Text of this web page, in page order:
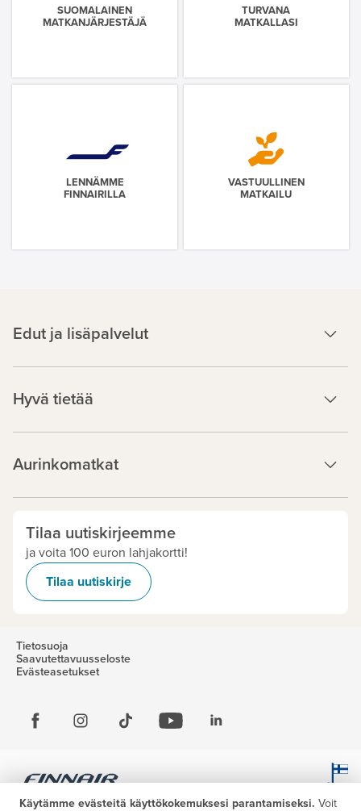
SUOMALAINEN
MATKANJÄRJESTÄJÄ
TURVANA
MATKALLASI
LENNÄMME
FINNAIRILLA
VASTUULLINEN
MATKAILU
Edut ja lisäpalvelut
Hyvä tietää
Aurinkomatkat
Tilaa uutiskirjeemme
ja voita 100 euron lahjakortti!
Tilaa uutiskirje
Tietosuoja
Saavutettavuusseloste
Evästeasetukset
Käytämme evästeitä käyttökokemuksesi parantamiseksi. Voit